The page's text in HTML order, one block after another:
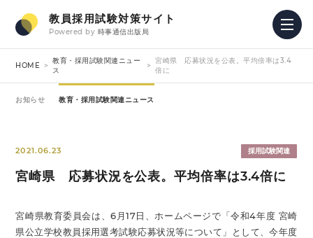
教員採用試験対策サイト
Powered by 時事通信出版局
HOME
教育・採用試験関連ニュー
ス
宮崎県 応募状況を公表。平均倍率は3.4
倍に
お知らせ 教育・採用試験関連ニュース
2021.06.23 採用試験関連
宮崎県 応募状況を公表。平均倍率は3.4倍に
宮崎県教育委員会は、6月17日、ホームページで「令和4年度 宮崎
県公立学校教員採用選考試験応募状況等について」として、今年度